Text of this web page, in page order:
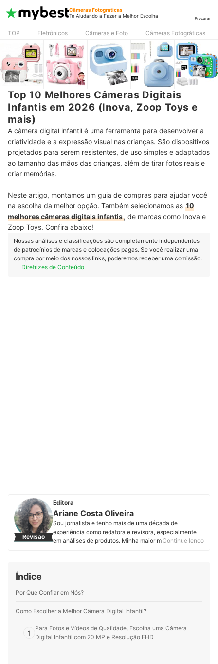
Câmeras Fotográticas
Te Ajudando a Fazer a Melhor Escolha
Procurar
TOP Eletrônicos Câmeras e Foto Câmeras Fotográticas
Top 10 Melhores Câmeras Digitais
Infantis em 2026 (Inova, Zoop Toys e
mais)
A câmera digital infantil é uma ferramenta para desenvolver a
criatividade e a expressão visual nas crianças. São dispositivos
projetados para serem resistentes, de uso simples e adaptados
ao tamanho das mãos das crianças, além de tirar fotos reais e
criar memórias.
Neste artigo, montamos um guia de compras para ajudar você
na escolha da melhor opção. Também selecionamos as 10
melhores câmeras digitais infantis, de marcas como Inova e
Zoop Toys. Confira abaixo!
Nossas análises e classificações são completamente independentes
de patrocínios de marcas e colocações pagas. Se você realizar uma
compra por meio dos nossos links, poderemos receber uma comissão.
Diretrizes de Conteúdo
Revisão
Editora
Ariane Costa Oliveira
Sou jornalista e tenho mais de uma década de
experiência como redatora e revisora, especialmente
em análises de produtos. Minha maior motivação é
Continue lendo
Índice
Por Que Confiar em Nós?
Como Escolher a Melhor Câmera Digital Infantil?
1
Para Fotos e Vídeos de Qualidade, Escolha uma Câmera
Digital Infantil com 20 MP e Resolução FHD